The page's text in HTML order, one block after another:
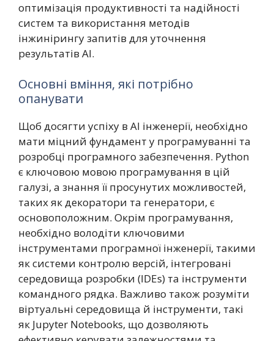
оптимізація продуктивності та надійності
систем та використання методів
інжинірингу запитів для уточнення
результатів AI.
Основні вміння, які потрібно
опанувати
Щоб досягти успіху в AI інженерії, необхідно
мати міцний фундамент у програмуванні та
розробці програмного забезпечення. Python
є ключовою мовою програмування в цій
галузі, а знання її просунутих можливостей,
таких як декоратори та генератори, є
основоположним. Окрім програмування,
необхідно володіти ключовими
інструментами програмної інженерії, такими
як системи контролю версій, інтегровані
середовища розробки (IDEs) та інструменти
командного рядка. Важливо також розуміти
віртуальні середовища й інструменти, такі
як Jupyter Notebooks, що дозволяють